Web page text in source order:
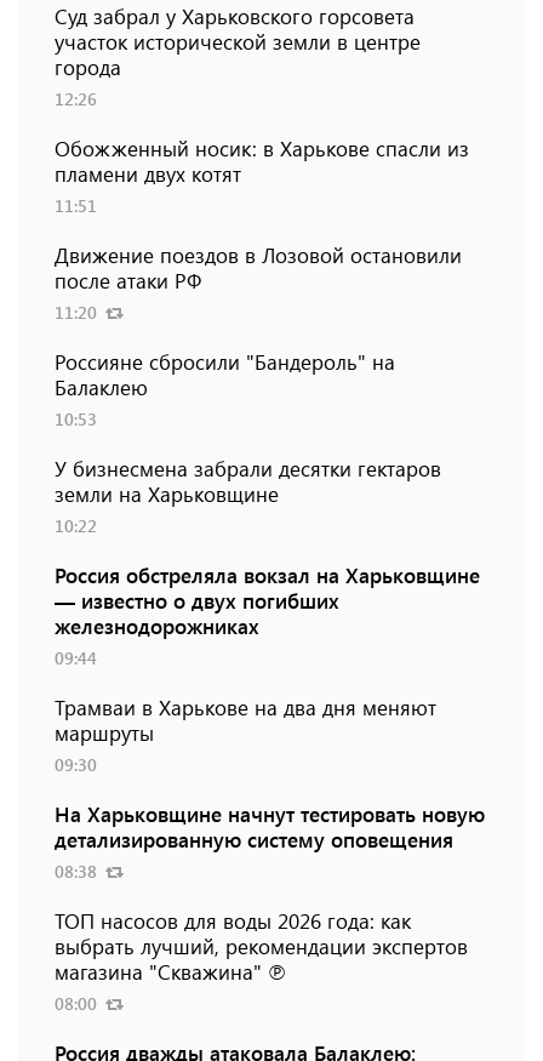
Суд забрал у Харьковского горсовета
участок исторической земли в центре
города
12:26
Обожженный носик: в Харькове спасли из
пламени двух котят
11:51
Движение поездов в Лозовой остановили
после атаки РФ
11:20
Россияне сбросили "Бандероль" на
Балаклею
10:53
У бизнесмена забрали десятки гектаров
земли на Харьковщине
10:22
Россия обстреляла вокзал на Харьковщине
— известно о двух погибших
железнодорожниках
09:44
Трамваи в Харькове на два дня меняют
маршруты
09:30
На Харьковщине начнут тестировать новую
детализированную систему оповещения
08:38
ТОП насосов для воды 2026 года: как
выбрать лучший, рекомендации экспертов
магазина "Скважина" ℗
08:00
Россия дважды атаковала Балаклею: